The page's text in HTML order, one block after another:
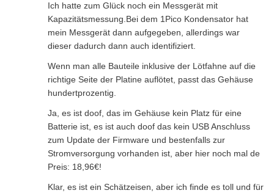
Ich hatte zum Glück noch ein Messgerät mit
Kapazitätsmessung.Bei dem 1Pico Kondensator hat
mein Messgerät dann aufgegeben, allerdings war
dieser dadurch dann auch identifiziert.
Wenn man alle Bauteile inklusive der Lötfahne auf die
richtige Seite der Platine auflötet, passt das Gehäuse
hundertprozentig.
Ja, es ist doof, das im Gehäuse kein Platz für eine
Batterie ist, es ist auch doof das kein USB Anschluss
zum Update der Firmware und bestenfalls zur
Stromversorgung vorhanden ist, aber hier noch mal de
Preis: 18,96€!
Klar, es ist ein Schätzeisen, aber ich finde es toll und für